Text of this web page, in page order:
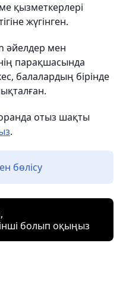
қызметкерлері
жүгінген.
әйелдер мен
парақшасында
балалардың бірінде
отыз шақты
.
бөлісу
болып оқыңыз